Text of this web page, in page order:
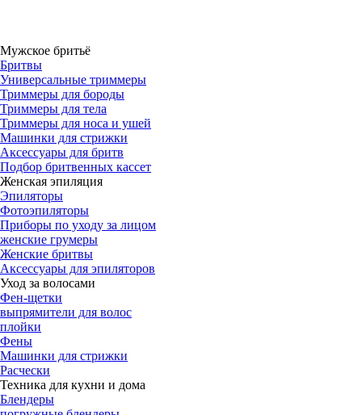
Мужское бритьё
Бритвы
Универсальные триммеры
Триммеры для бороды
Триммеры для тела
Триммеры для носа и ушей
Машинки для стрижки
Аксессуары для бритв
Подбор бритвенных кассет
Женская эпиляция
Эпиляторы
Фотоэпиляторы
Приборы по уходу за лицом
женские грумеры
Женские бритвы
Аксессуары для эпиляторов
Уход за волосами
Фен-щетки
выпрямители для волос
плойки
Фены
Машинки для стрижки
Расчески
Техника для кухни и дома
Блендеры